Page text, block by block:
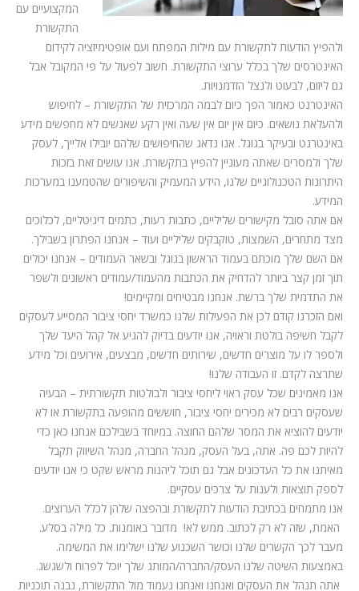
המקצועיים עם
התקשורת
ולהפיץ הודעות לתקשורת עם מילות המפתח ועם אופטימיזציה לקידום
האינטרסים שלך בכלל ערוצי התקשורת. חשוב לפעול על פי המקובל אבל
גם ליזום, לבעוט ולנצל הזדמנויות.
האינטרנט כאמור הפך כיום לבמה המרכזית של התקשורת – לחיפוש
ולהעלאת נושאים. כיום אין יום אין שעה ואין רקע שאנשים לא מחפשים מידע
באינטרנט ובעיקר בגוגל. אנו נדאג שהחיפושים שלהם יובילו אלייך, לעסק
שלך ולמסרים שאתה מעוניין להפיץ בתקשורת. אנו עושים זאת בזכות
היתרונות הטכנולוגיים שלנו, הידע המעמיק והשיפורים שהטמענו במערכות
המידע.
אם אתה סובל מקישורים שליליים, כתבות רעות, כתמים דיגיטליים, לכלוכים
מצד מתחרים, השמצות, טוקבקים שליליים ועוד – אנחנו הפתרון בשבילך.
אם השם שלך מוכתם בעמוד הראשון בגוגל ובשאר העמודים – אנחנו יכולים
תוך זמן קצר ביותר להדחיק את הכתבות מהעמוד/עמודים ראשונים ולשפר
את התדמית שלך ברשת. אנחנו מבטיחים ומקיימים!
ואם הזכרנו קודם לכן את הפעילות שלנו כמשרד יחסי ציבור המסייע לעסקים
לקבל חשיפה בולטת וראויה, אנו יודעים בדיוק להגיע אל קהל היעד שלך
ולספר לו על מוצרים חדשים, שירותים חדשים, מבצעים, אירועים וכל מידע
שתרצה לקדם. זו העבודה שלנו!
אנו מאמינים שכל עסק ראוי ליחסי ציבור ולבולטות תקשורתית – הבעיה
שעסקים רבים לא מכירים יחסי ציבור, חוששים מהופעה בתקשורת או לא
יודעים להוציא את המסר שלהם החוצה. במיוחד בשבילכם אנחנו כאן כדי
להיות לכם פה. אתה, בעל העסק, מנהל החברה, מנהל השיווק תקבל
מאיתנו את כל העדכונים אבל גם תוכל ליהנות מראש שקט כי אנו יודעים
לספק תוצאות ולענות על צרכים עסקיים.
אנו מתמחים בכתיבת הודעות לתקשורת ובהפצה שלהן לכלל הערוצים.
האמת, שזה לא רק לכתוב. ממש לא! מדובר באומנות. כל מילה בסלע.
מעבר לכך הקשרים שלנו וכושר השכנוע שלנו ישלימו את המשימה.
באמצעות השיטה שלנו העסק/החברה/המותג שלך יוכל לפרוח ולשגשג.
אתה תנהל את העסקים ואנחנו ואנחנו נעמוד מול התקשורת, נבנה תוכניות